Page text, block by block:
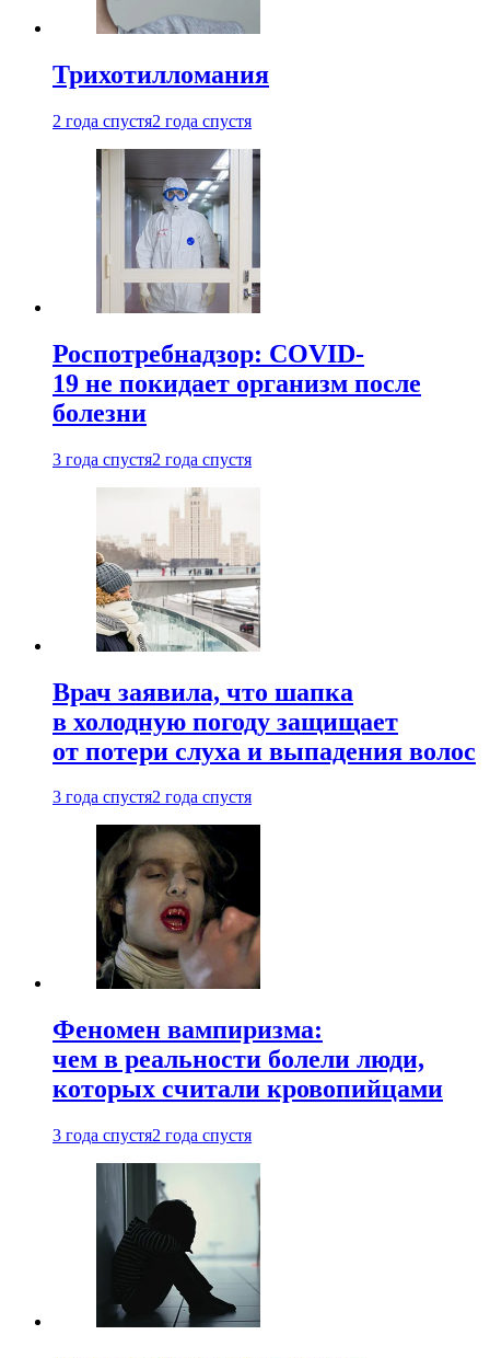
Трихотилломания
2 года спустя2 года спустя
Роспотребнадзор: COVID-
19 не покидает организм после
болезни
3 года спустя2 года спустя
Врач заявила, что шапка
в холодную погоду защищает
от потери слуха и выпадения волос
3 года спустя2 года спустя
Феномен вампиризма:
чем в реальности болели люди,
которых считали кровопийцами
3 года спустя2 года спустя